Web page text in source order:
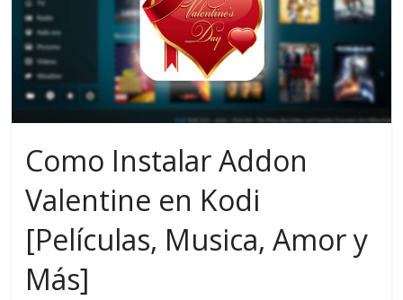
Como Instalar Addon
Valentine en Kodi
[Películas, Musica, Amor y
Más]